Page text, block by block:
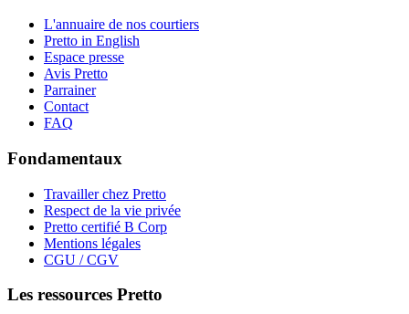
L'annuaire de nos courtiers
Pretto in English
Espace presse
Avis Pretto
Parrainer
Contact
FAQ
Fondamentaux
Travailler chez Pretto
Respect de la vie privée
Pretto certifié B Corp
Mentions légales
CGU / CGV
Les ressources Pretto